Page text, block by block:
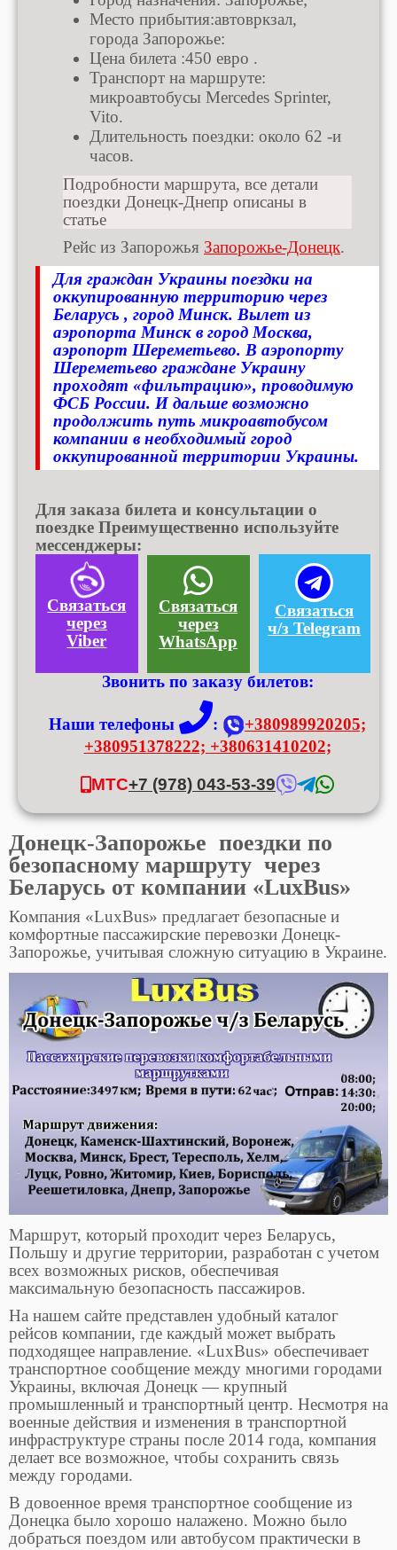
Место прибытия:автовркзал,
города Запорожье:
Цена билета :450 евро .
Транспорт на маршруте:
микроавтобусы Mercedes Sprinter,
Vito.
Длительность поездки: около 62 -и
часов.
Подробности маршрута, все детали
поездки Донецк-Днепр описаны в
статье
Рейс из Запорожья Запорожье-Донецк.
Для граждан Украины поездки на
оккупированную территорию через
Беларусь , город Минск. Вылет из
аэропорта Минск в город Москва,
аэропорт Шереметьево. В аэропорту
Шереметьево граждане Украину
проходят «фильтрацию», проводимую
ФСБ России. И дальше возможно
продолжить путь микроавтобусом
компании в необходимый город
оккупированной территории Украины.
Для заказа билета и консультации о
поездке Преимущественно используйте
мессенджеры:
Связаться
через
Viber
Связаться
через
WhatsApp
Связаться
ч/з Telegram
Звонить по заказу билетов:
Наши телефоны :
+380989920205;
+380951378222; +380631410202;
МТС+7 (978) 043-53-39
Донецк-Запорожье поездки по
безопасному маршруту через
Беларусь от компании «LuxBus»
Компания «LuxBus» предлагает безопасные и
комфортные пассажирские перевозки Донецк-
Запорожье, учитывая сложную ситуацию в Украине.
Маршрут, который проходит через Беларусь,
Польшу и другие территории, разработан с учетом
всех возможных рисков, обеспечивая
максимальную безопасность пассажиров.
На нашем сайте представлен удобный каталог
рейсов компании, где каждый может выбрать
подходящее направление. «LuxBus» обеспечивает
транспортное сообщение между многими городами
Украины, включая Донецк — крупный
промышленный и транспортный центр. Несмотря на
военные действия и изменения в транспортной
инфраструктуре страны после 2014 года, компания
делает все возможное, чтобы сохранить связь
между городами.
В довоенное время транспортное сообщение из
Донецка было хорошо налажено. Можно было
добраться поездом или автобусом практически в